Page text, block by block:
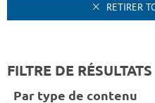
RETIRER
FILTRE DE RÉSULTATS
Par type de contenu